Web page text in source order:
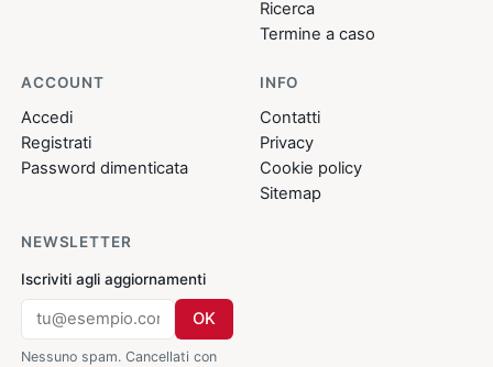
Ricerca
Termine a caso
ACCOUNT
Accedi
Registrati
Password dimenticata
INFO
Contatti
Privacy
Cookie policy
Sitemap
NEWSLETTER
Iscriviti agli aggiornamenti
OK
Nessuno spam. Cancellati con